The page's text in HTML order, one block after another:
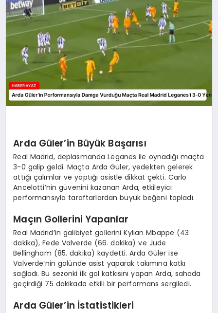
Arda Güler’in Büyük Başarısı
Real Madrid, deplasmanda Leganes ile oynadığı maçta
3-0 galip geldi. Maçta Arda Güler, yedekten gelerek
attığı çalımlar ve yaptığı asistle dikkat çekti. Carlo
Ancelotti’nin güvenini kazanan Arda, etkileyici
performansıyla taraftarlardan büyük beğeni topladı.
Maçın Gollerini Yapanlar
Real Madrid’in galibiyet gollerini Kylian Mbappe (43.
dakika), Fede Valverde (66. dakika) ve Jude
Bellingham (85. dakika) kaydetti. Arda Güler ise
Valverde’nin golünde asist yaparak takımına katkı
sağladı. Bu sezonki ilk gol katkısını yapan Arda, sahada
geçirdiği 75 dakikada etkili bir performans sergiledi.
Arda Güler’in İstatistikleri